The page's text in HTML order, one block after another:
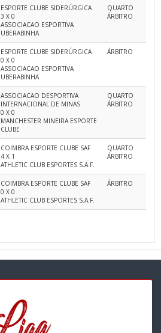
ESPORTE CLUBE SIDERÚRGICA
3 X 0
ASSOCIACAO ESPORTIVA
UBERABINHA
QUARTO
ÁRBITRO
ESPORTE CLUBE SIDERÚRGICA
0 X 0
ASSOCIACAO ESPORTIVA
UBERABINHA
ÁRBITRO
ASSOCIACAO DESPORTIVA
INTERNACIONAL DE MINAS
0 X 0
MANCHESTER MINEIRA ESPORTE
CLUBE
QUARTO
ÁRBITRO
COIMBRA ESPORTE CLUBE SAF
4 X 1
ATHLETIC CLUB ESPORTES S.A.F.
QUARTO
ÁRBITRO
COIMBRA ESPORTE CLUBE SAF
0 X 0
ATHLETIC CLUB ESPORTES S.A.F.
ÁRBITRO